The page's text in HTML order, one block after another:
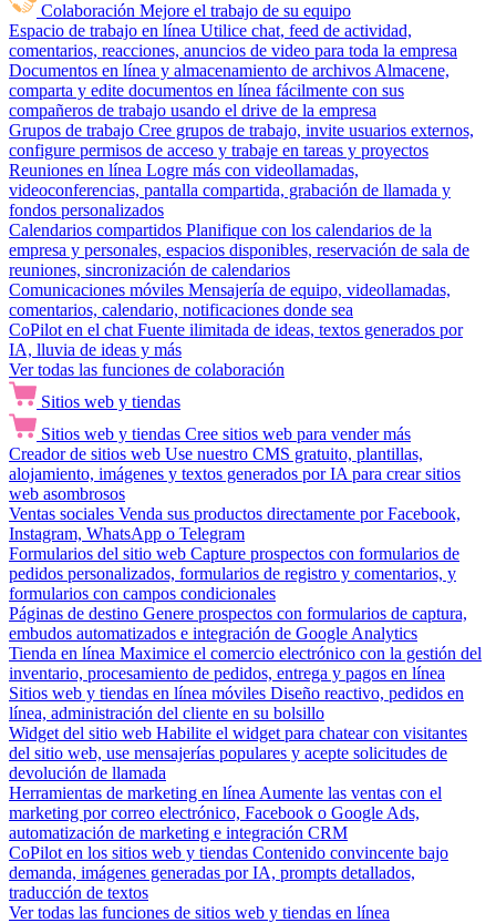
Colaboración Mejore el trabajo de su equipo
Espacio de trabajo en línea Utilice chat, feed de actividad,
comentarios, reacciones, anuncios de video para toda la empresa
Documentos en línea y almacenamiento de archivos Almacene,
comparta y edite documentos en línea fácilmente con sus
compañeros de trabajo usando el drive de la empresa
Grupos de trabajo Cree grupos de trabajo, invite usuarios externos,
configure permisos de acceso y trabaje en tareas y proyectos
Reuniones en línea Logre más con videollamadas,
videoconferencias, pantalla compartida, grabación de llamada y
fondos personalizados
Calendarios compartidos Planifique con los calendarios de la
empresa y personales, espacios disponibles, reservación de sala de
reuniones, sincronización de calendarios
Comunicaciones móviles Mensajería de equipo, videollamadas,
comentarios, calendario, notificaciones donde sea
CoPilot en el chat Fuente ilimitada de ideas, textos generados por
IA, lluvia de ideas y más
Ver todas las funciones de colaboración
Sitios web y tiendas
Sitios web y tiendas Cree sitios web para vender más
Creador de sitios web Use nuestro CMS gratuito, plantillas,
alojamiento, imágenes y textos generados por IA para crear sitios
web asombrosos
Ventas sociales Venda sus productos directamente por Facebook,
Instagram, WhatsApp o Telegram
Formularios del sitio web Capture prospectos con formularios de
pedidos personalizados, formularios de registro y comentarios, y
formularios con campos condicionales
Páginas de destino Genere prospectos con formularios de captura,
embudos automatizados e integración de Google Analytics
Tienda en línea Maximice el comercio electrónico con la gestión del
inventario, procesamiento de pedidos, entrega y pagos en línea
Sitios web y tiendas en línea móviles Diseño reactivo, pedidos en
línea, administración del cliente en su bolsillo
Widget del sitio web Habilite el widget para chatear con visitantes
del sitio web, use mensajerías populares y acepte solicitudes de
devolución de llamada
Herramientas de marketing en línea Aumente las ventas con el
marketing por correo electrónico, Facebook o Google Ads,
automatización de marketing e integración CRM
CoPilot en los sitios web y tiendas Contenido convincente bajo
demanda, imágenes generadas por IA, prompts detallados,
traducción de textos
Ver todas las funciones de sitios web y tiendas en línea